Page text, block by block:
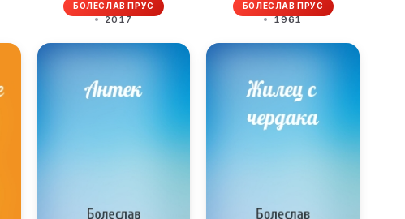
БОЛЕСЛАВ ПРУС
2017
БОЛЕСЛАВ ПРУС
1961